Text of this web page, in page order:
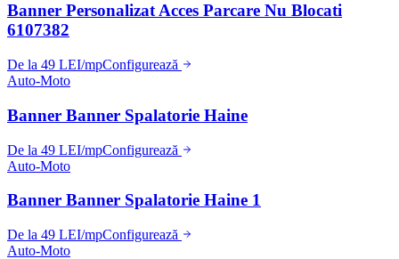
Banner Personalizat Acces Parcare Nu Blocati
6107382
De la 49 LEI/mpConfigurează
Auto-Moto
Banner Banner Spalatorie Haine
De la 49 LEI/mpConfigurează
Auto-Moto
Banner Banner Spalatorie Haine 1
De la 49 LEI/mpConfigurează
Auto-Moto